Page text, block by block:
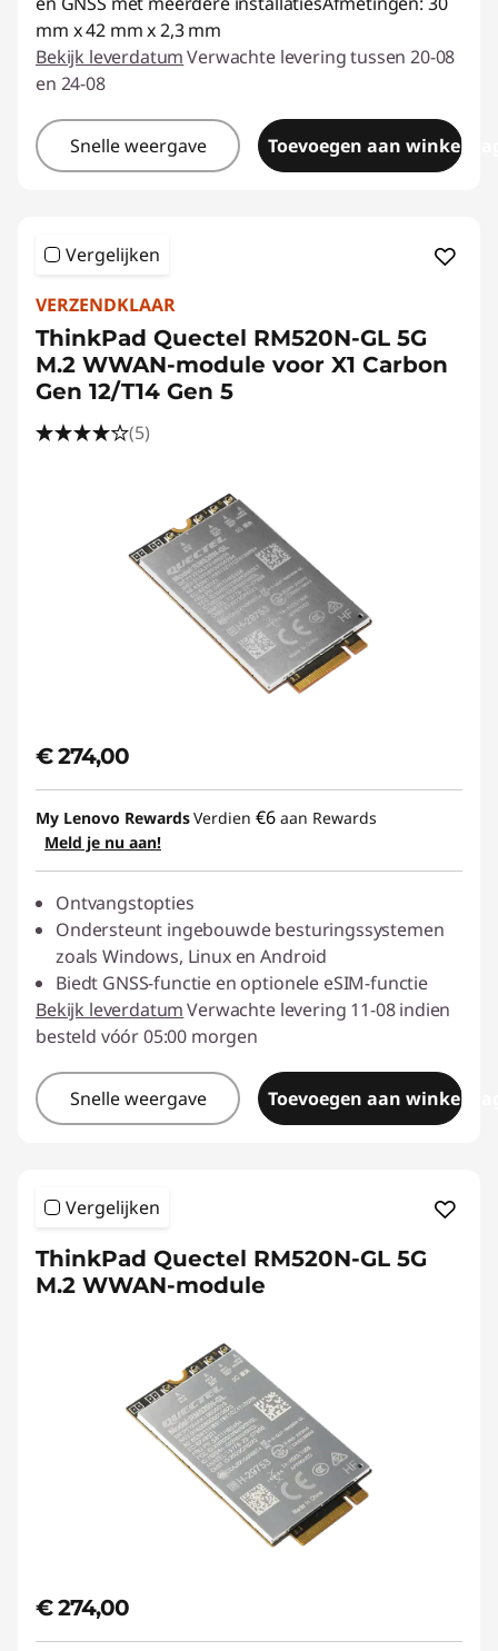
mm x 42 mm x 2,3 mm
Bekijk leverdatumVerwachte levering tussen 20-08
en 24-08
Snelle weergave Toevoegen aan
Vergelijken
VERZENDKLAAR
ThinkPad Quectel RM520N-GL 5G
M.2 WWAN-module voor X1 Carbon
Gen 12/T14 Gen 5
(5)
€ 274,00
My Lenovo RewardsVerdien €6 aan Rewards
Meld je nu aan!
Ontvangstopties
Ondersteunt ingebouwde besturingssystemen
zoals Windows, Linux en Android
Biedt GNSS-functie en optionele eSIM-functie
Bekijk leverdatumVerwachte levering 11-08 indien
besteld vóór 05:00 morgen
Snelle weergave Toevoegen aan
Vergelijken
ThinkPad Quectel RM520N-GL 5G
M.2 WWAN-module
€ 274,00